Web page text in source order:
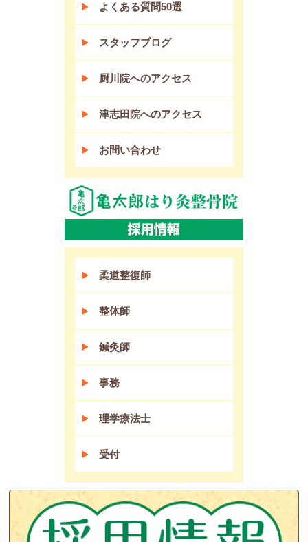
よくある質問50選
スタッフブログ
厨川院へのアクセス
津志田院へのアクセス
お問い合わせ
柔道整復師
整体師
鍼灸師
事務
理学療法士
受付